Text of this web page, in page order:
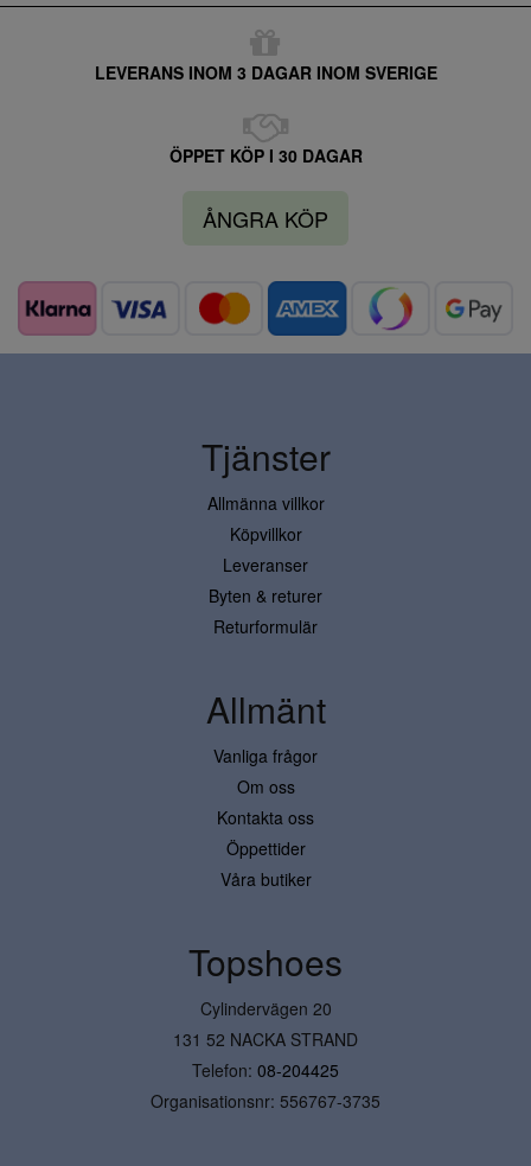
LEVERANS INOM 3 DAGAR INOM SVERIGE
ÖPPET KÖP I 30 DAGAR
ÅNGRA KÖP
Tjänster
Allmänna villkor
Köpvillkor
Leveranser
Byten & returer
Returformulär
Allmänt
Vanliga frågor
Om oss
Kontakta oss
Öppettider
Våra butiker
Topshoes
Cylindervägen 20
131 52 NACKA STRAND
Telefon: 08-204425
Organisationsnr: 556767-3735